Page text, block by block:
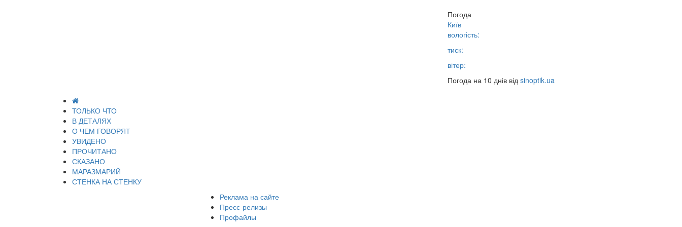
Погода
Київ
вологість:
тиск:
вітер:
Погода на 10 днів від sinoptik.ua
ТОЛЬКО ЧТО
В ДЕТАЛЯХ
О ЧЕМ ГОВОРЯТ
УВИДЕНО
ПРОЧИТАНО
СКАЗАНО
МАРАЗМАРИЙ
СТЕНКА НА СТЕНКУ
Реклама на сайте
Пресс-релизы
Профайлы